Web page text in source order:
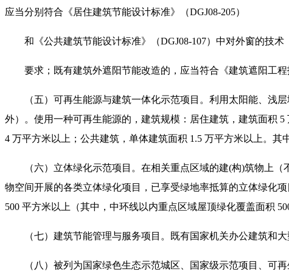
应当分别符合《居住建筑节能设计标准》（DGJ08-205）
和《公共建筑节能设计标准》（DGJ08-107）中对外窗的技术
要求；既有建筑外遮阳节能改造的，应当符合《建筑遮阳工程
（五）可再生能源与建筑一体化示范项目。利用太阳能、浅
外）。使用一种可再生能源的，建筑规模：居住建筑，建筑面积
4 万平方米以上；公共建筑，单体建筑面积 1.5 万平方米以上。
（六）立体绿化示范项目。在相关重点区域的建(构)筑物上
物空间开展的各类立体绿化项目，已享受绿地率抵算的立体绿化
500 平方米以上（其中，中环线以内重点区域屋顶绿化覆盖面积
（七）建筑节能管理与服务项目。既有国家机关办公建筑和
（八）被列为国家绿色生态示范城区、国家级示范项目、可